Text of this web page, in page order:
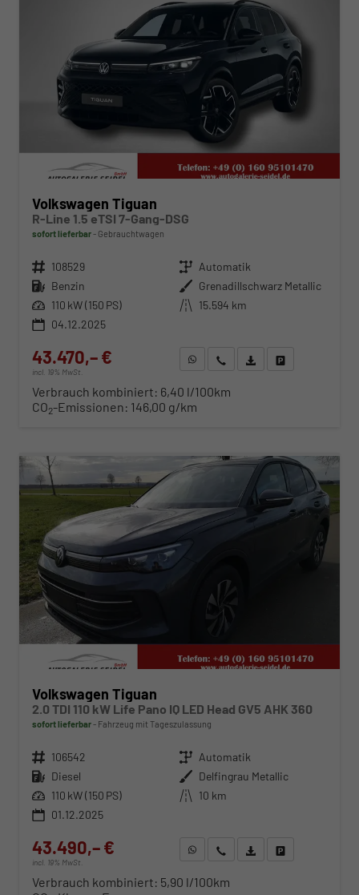
Volkswagen Tiguan
R-Line 1.5 eTSI 7-Gang-DSG
sofort lieferbar Gebrauchtwagen
Fahrzeugnr. 108529 Getriebe Automatik
Kraftstoff Benzin Außenfarbe Grenadillschwarz Metallic
Leistung 110 kW (150 PS) Kilometerstand 15.594 km
04.12.2025
43.470,– €
incl. 19% MwSt.
WhatsApp anfragen
Wir rufen Sie anFahrzeugexposé (PDF)
Verbrauch kombiniert: 6,40 l/100km
CO2-Emissionen: 146,00 g/km
Volkswagen Tiguan
2.0 TDI 110 kW Life Pano IQ LED Head GV5 AHK 360
sofort lieferbar Fahrzeug mit Tageszulassung
Fahrzeugnr. 106542 Getriebe Automatik
Kraftstoff Diesel Außenfarbe Delfingrau Metallic
Leistung 110 kW (150 PS) Kilometerstand 10 km
01.12.2025
43.490,– €
incl. 19% MwSt.
WhatsApp anfragen
Wir rufen Sie anFahrzeugexposé (PDF)
Verbrauch kombiniert: 5,90 l/100km